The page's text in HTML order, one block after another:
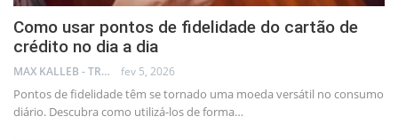
Como usar pontos de fidelidade do cartão de
crédito no dia a dia
MAX KALLEB - TRADER fev 5, 2026
Pontos de fidelidade têm se tornado uma moeda versátil no consumo
diário. Descubra como utilizá-los de forma…